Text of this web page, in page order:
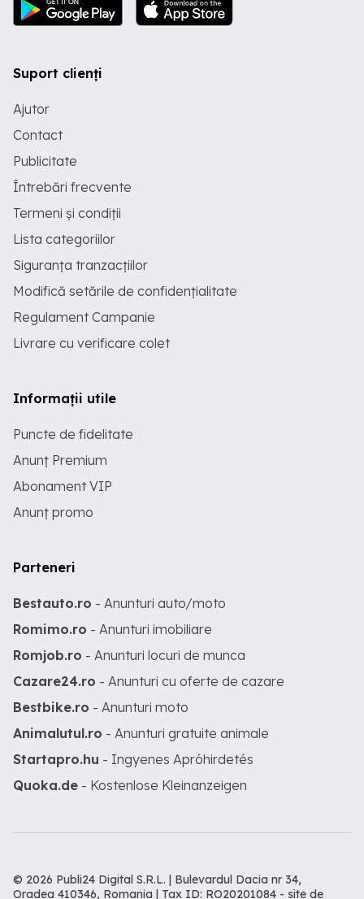
Suport clienți
Ajutor
Contact
Publicitate
Întrebări frecvente
Termeni și condiții
Lista categoriilor
Siguranța tranzacțiilor
Modifică setările de confidențialitate
Regulament Campanie
Livrare cu verificare colet
Informații utile
Puncte de fidelitate
Anunț Premium
Abonament VIP
Anunț promo
Parteneri
Bestauto.ro - Anunturi auto/moto
Romimo.ro - Anunturi imobiliare
Romjob.ro - Anunturi locuri de munca
Cazare24.ro - Anunturi cu oferte de cazare
Bestbike.ro - Anunturi moto
Animalutul.ro - Anunturi gratuite animale
Startapro.hu - Ingyenes Apróhirdetés
Quoka.de - Kostenlose Kleinanzeigen
© 2026 Publi24 Digital S.R.L. | Bulevardul Dacia nr 34,
Oradea 410346, Romania | Tax ID: RO20201084 - site de